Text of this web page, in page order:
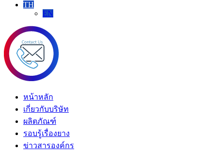
TH
EN
ติดต่อ
เรา
หน้าหลัก
เกี่ยวกับบริษัท
ผลิตภัณฑ์
รอบรู้เรื่องยาง
ข่าวสารองค์กร